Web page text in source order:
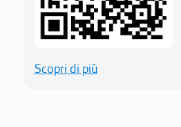
Scopri di più